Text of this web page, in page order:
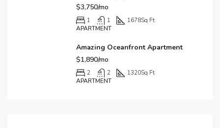
$3,750/mo
1 1 1678Sq Ft
APARTMENT
Amazing Oceanfront Apartment
$1,890/mo
2 2 1320Sq Ft
APARTMENT